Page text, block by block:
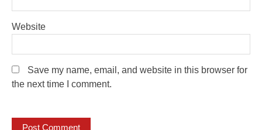
Website
Save my name, email, and website in this browser for
the next time I comment.